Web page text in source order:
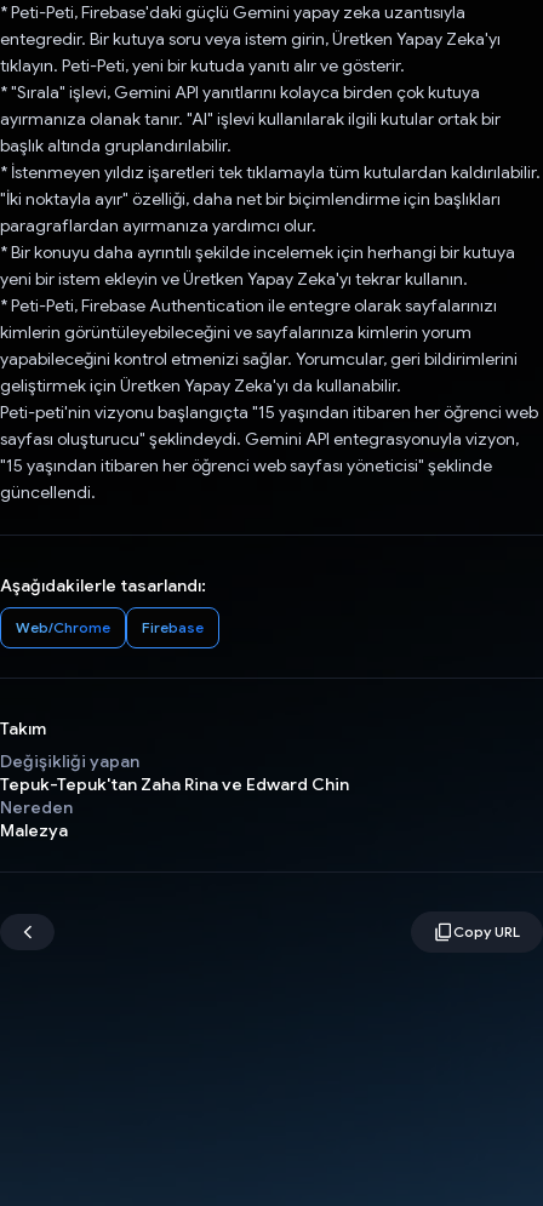
* Peti-Peti, Firebase'daki güçlü Gemini yapay zeka uzantısıyla
entegredir. Bir kutuya soru veya istem girin, Üretken Yapay Zeka'yı
tıklayın. Peti-Peti, yeni bir kutuda yanıtı alır ve gösterir.
* "Sırala" işlevi, Gemini API yanıtlarını kolayca birden çok kutuya
ayırmanıza olanak tanır. "Al" işlevi kullanılarak ilgili kutular ortak bir
başlık altında gruplandırılabilir.
* İstenmeyen yıldız işaretleri tek tıklamayla tüm kutulardan kaldırılabilir.
"İki noktayla ayır" özelliği, daha net bir biçimlendirme için başlıkları
paragraflardan ayırmanıza yardımcı olur.
* Bir konuyu daha ayrıntılı şekilde incelemek için herhangi bir kutuya
yeni bir istem ekleyin ve Üretken Yapay Zeka'yı tekrar kullanın.
* Peti-Peti, Firebase Authentication ile entegre olarak sayfalarınızı
kimlerin görüntüleyebileceğini ve sayfalarınıza kimlerin yorum
yapabileceğini kontrol etmenizi sağlar. Yorumcular, geri bildirimlerini
geliştirmek için Üretken Yapay Zeka'yı da kullanabilir.
Peti-peti'nin vizyonu başlangıçta "15 yaşından itibaren her öğrenci web
sayfası oluşturucu" şeklindeydi. Gemini API entegrasyonuyla vizyon,
"15 yaşından itibaren her öğrenci web sayfası yöneticisi" şeklinde
güncellendi.
Aşağıdakilerle tasarlandı:
Web/Chrome Firebase
Takım
Değişikliği yapan
Tepuk-Tepuk'tan Zaha Rina ve Edward Chin
Nereden
Malezya